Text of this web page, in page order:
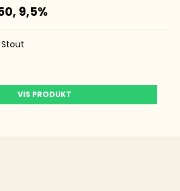
9,5%
VIS PRODUKT